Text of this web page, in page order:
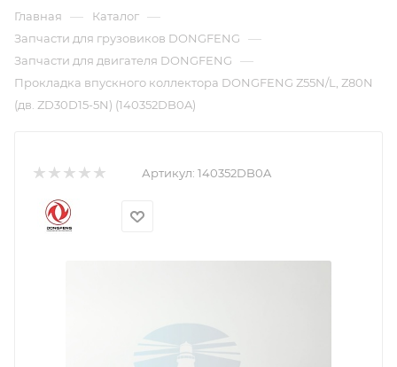
Главная — Каталог —
Запчасти для грузовиков DONGFENG —
Запчасти для двигателя DONGFENG —
Прокладка впускного коллектора DONGFENG Z55N/L, Z80N
(дв. ZD30D15-5N) (140352DB0A)
Артикул: 140352DB0A